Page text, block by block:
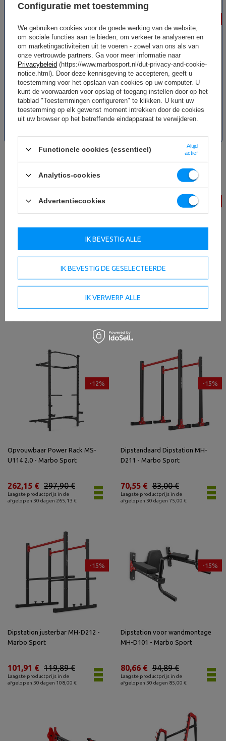
Muurlat Pulldown met Dubbele
Geleiders MS-W103 2.0 – Marbo
Sport
afgelopen 30 dagen 180,67 €
203,00 €
178,64 €
Trainingsstation met vrije
gewichten voor boven- en
onderlichaam MS-W106 2.0 -
Marbo Sport
afgelopen 30 dagen 764,51 €
859,00 €
755,92 €
-11%
Dipstandaard Dipstation SG-14 -
SmartGym Fitness Accessoires
Multilevel statieven (2 stuks) MS-
S105 2.0 - Marbo Sport
-12%
Opvouwbaar Power Rack MS-
U114 2.0 - Marbo Sport
Laagste productprijs in de
afgelopen 30 dagen 265,13 €
297,90 €
262,15 €
-15%
Dipstandaard Dipstation MH-
D211 - Marbo Sport
Laagste productprijs in de
afgelopen 30 dagen 75,00 €
83,00 €
70,55 €
-15%
Dipstation justerbar MH-D212 -
Marbo Sport
Laagste productprijs in de
afgelopen 30 dagen 108,00 €
119,89 €
101,91 €
-15%
Dipstation voor wandmontage
MH-D101 - Marbo Sport
Laagste productprijs in de
afgelopen 30 dagen 85,00 €
94,89 €
80,66 €
Configuratie met toestemming
We gebruiken cookies voor de goede werking van de website,
om sociale functies aan te bieden, om verkeer te analyseren en
om marketingactiviteiten uit te voeren - zowel van ons als van
onze vertrouwde partners. Ga voor meer informatie naar
Privacybeleid (https://www.marbosport.nl/dut-privacy-and-cookie-
notice.html). Door deze kennisgeving te accepteren, geeft u
toestemming voor het opslaan van cookies op uw computer. U
kunt de voorwaarden voor opslag of toegang instellen door op het
tabblad "Toestemmingen configureren" te klikken. U kunt uw
toestemming op elk gewenst moment intrekken door de cookies
uit uw browser op het betreffende eindapparaat te verwijderen.
Functionele cookies (essentieel)
Altijd
actief
Analytics-cookies
Advertentiecookies
IK BEVESTIG DE GESELECTEERDE
IK VERWERP ALLE
IK BEVESTIG ALLE